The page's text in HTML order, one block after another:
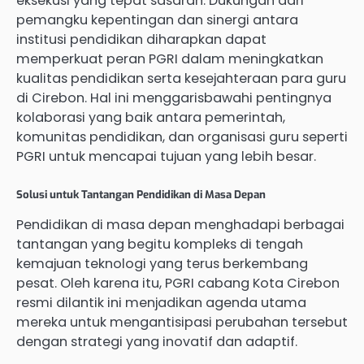
pemangku kepentingan dan sinergi antara
institusi pendidikan diharapkan dapat
memperkuat peran PGRI dalam meningkatkan
kualitas pendidikan serta kesejahteraan para guru
di Cirebon. Hal ini menggarisbawahi pentingnya
kolaborasi yang baik antara pemerintah,
komunitas pendidikan, dan organisasi guru seperti
PGRI untuk mencapai tujuan yang lebih besar.
Solusi untuk Tantangan Pendidikan di Masa Depan
Pendidikan di masa depan menghadapi berbagai
tantangan yang begitu kompleks di tengah
kemajuan teknologi yang terus berkembang
pesat. Oleh karena itu, PGRI cabang Kota Cirebon
resmi dilantik ini menjadikan agenda utama
mereka untuk mengantisipasi perubahan tersebut
dengan strategi yang inovatif dan adaptif.